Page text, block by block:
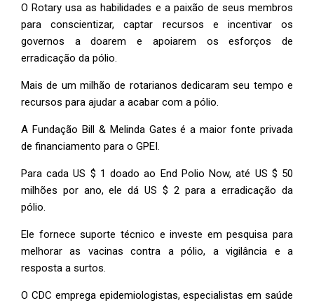
O Rotary usa as habilidades e a paixão de seus membros
para conscientizar, captar recursos e incentivar os
governos a doarem e apoiarem os esforços de
erradicação da pólio.
Mais de um milhão de rotarianos dedicaram seu tempo e
recursos para ajudar a acabar com a pólio.
A Fundação Bill & Melinda Gates é a maior fonte privada
de financiamento para o GPEI.
Para cada US $ 1 doado ao End Polio Now, até US $ 50
milhões por ano, ele dá US $ 2 para a erradicação da
pólio.
Ele fornece suporte técnico e investe em pesquisa para
melhorar as vacinas contra a pólio, a vigilância e a
resposta a surtos.
O CDC emprega epidemiologistas, especialistas em saúde